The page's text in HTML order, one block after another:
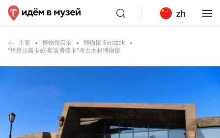
zh
主要 博物馆目录
博物馆 Sviazsk
“塔塔尔斯卡娅·斯洛博德卡”考古木材博物馆